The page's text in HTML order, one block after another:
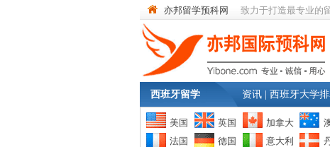
亦邦留学预科网 致力于打造最专业的
西班牙留学 资讯 西班牙大学排
美国 英国 加拿大
法国
德国 意大利